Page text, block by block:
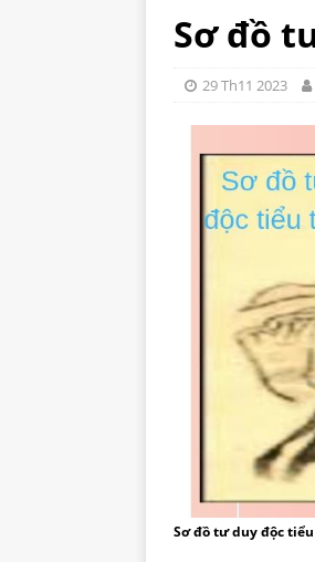
Sơ đồ
29 Th11 2023
Sơ đồ tư duy độc